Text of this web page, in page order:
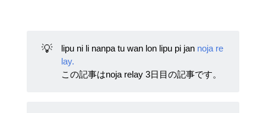
💡 lipu ni li nanpa tu wan lon lipu pi jan noja re
lay.
この記事はnoja relay 3日目の記事です。